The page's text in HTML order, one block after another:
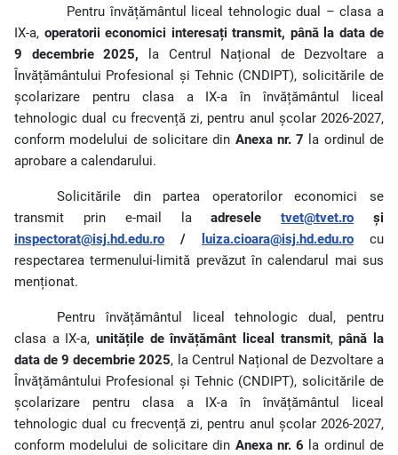
Pentru învățământul liceal tehnologic dual – clasa a
IX-a, operatorii economici interesați transmit, până la data de
9 decembrie 2025, la Centrul Național de Dezvoltare a
Învățământului Profesional și Tehnic (CNDIPT), solicitările de
școlarizare pentru clasa a IX-a în învățământul liceal
tehnologic dual cu frecvență zi, pentru anul școlar 2026-2027,
conform modelului de solicitare din Anexa nr. 7 la ordinul de
aprobare a calendarului.
Solicitările din partea operatorilor economici se
transmit prin e-mail laadreseletvet@tvet.ro și
inspectorat@isj.hd.edu.ro / luiza.cioara@isj.hd.edu.ro cu
respectarea termenului-limită prevăzut în calendarul mai sus
menționat.
Pentru învățământul liceal tehnologic dual, pentru
clasa a IX-a, unitățile de învățământ liceal transmit,până la
data de 9 decembrie 2025, la Centrul Național de Dezvoltare a
Învățământului Profesional și Tehnic (CNDIPT), solicitările de
școlarizare pentru clasa a IX-a în învățământul liceal
tehnologic dual cu frecvență zi, pentru anul școlar 2026-2027,
conform modelului de solicitare din Anexa nr. 6 la ordinul de